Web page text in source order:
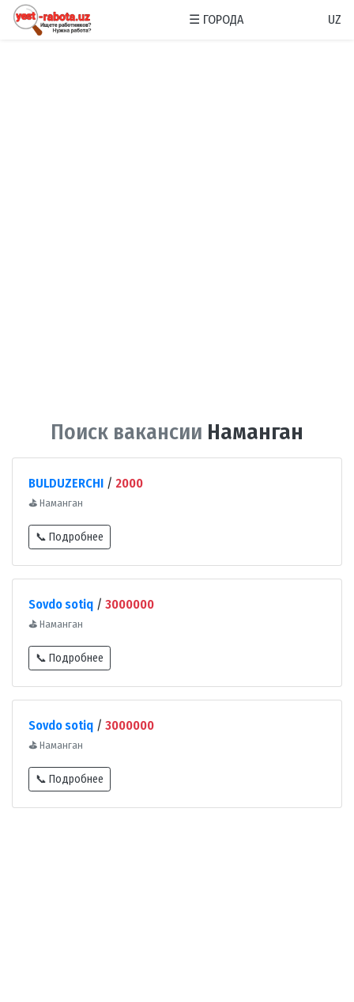
☰ ГОРОДА UZ
Поиск вакансии Наманган
BULDUZERCHI / 2000
⛳ Наманган
📞 Подробнее
Sovdo sotiq / 3000000
⛳ Наманган
📞 Подробнее
Sovdo sotiq / 3000000
⛳ Наманган
📞 Подробнее